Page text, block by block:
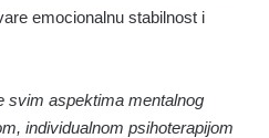
emocionalnu stabilnost i
svim aspektima mentalnog
individualnom psihoterapijom